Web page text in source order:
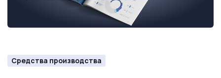
Средства производства